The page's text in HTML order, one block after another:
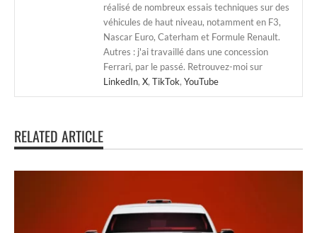
réalisé de nombreux essais techniques sur des
véhicules de haut niveau, notamment en F3,
Nascar Euro, Caterham et Formule Renault.
Autres : j'ai travaillé dans une concession
Ferrari, par le passé. Retrouvez-moi sur
LinkedIn, X, TikTok, YouTube
RELATED ARTICLE